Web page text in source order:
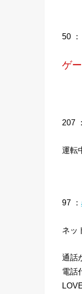
50 ：
ゲ
207 ：
運転
97 ：
ネッ
通話
電話